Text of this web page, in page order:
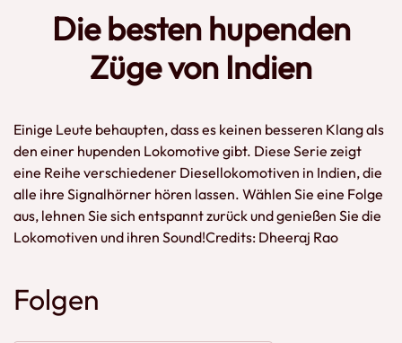
Folgen
Die besten hupenden
Züge von Indien
Einige Leute behaupten, dass es keinen besseren Klang als
den einer hupenden Lokomotive gibt. Diese Serie zeigt
eine Reihe verschiedener Diesellokomotiven in Indien, die
alle ihre Signalhörner hören lassen. Wählen Sie eine Folge
aus, lehnen Sie sich entspannt zurück und genießen Sie die
Lokomotiven und ihren Sound!Credits: Dheeraj Rao